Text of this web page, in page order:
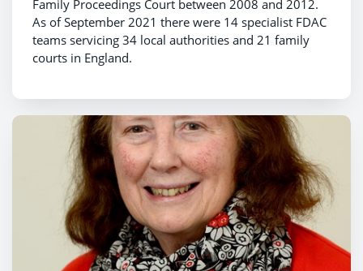
Family Proceedings Court between 2008 and 2012.
As of September 2021 there were 14 specialist FDAC
teams servicing 34 local authorities and 21 family
courts in England.